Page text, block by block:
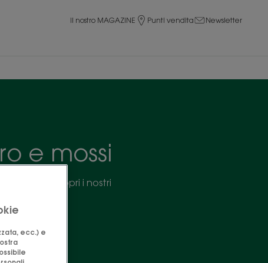
Il nostro MAGAZINE Punti vendita Newsletter
e mossi
Scopri i nostri
ecc.) e